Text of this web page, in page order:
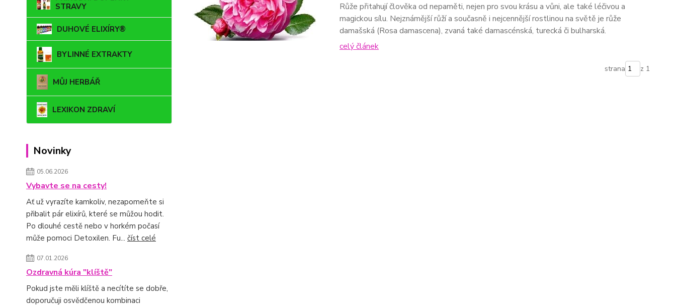
STRAVY
DUHOVÉ ELIXÍRY®
BYLINNÉ EXTRAKTY
MŮJ HERBÁŘ
LEXIKON ZDRAVÍ
Novinky
05.06.2026
Vybavte se na cesty!
Ať už vyrazíte kamkoliv, nezapomeňte si
přibalit pár elixírů, které se můžou hodit.
Po dlouhé cestě nebo v horkém počasí
může pomoci Detoxilen. Fu... číst celé
07.01.2026
Ozdravná kúra "klíště"
Pokud jste měli klíště a necítíte se dobře,
doporučuji osvědčenou kombinaci
Růže přitahují člověka od nepaměti, nejen pro svou krásu a vůni, ale také léčivou a
magickou sílu. Nejznámější růží a současně i nejcennější rostlinou na světě je růže
damašská (Rosa damascena), zvaná také damascénská, turecká či bulharská.
celý článek
strana z 1